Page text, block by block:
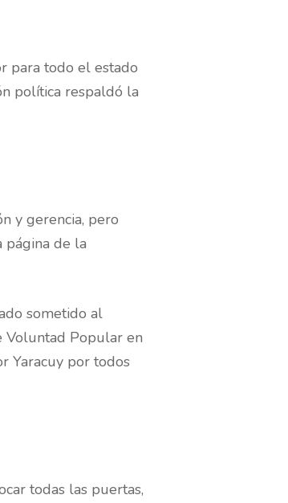
para todo el estado
política respaldó la
y gerencia, pero
página de la
sometido al
Voluntad Popular en
Yaracuy por todos
todas las puertas,